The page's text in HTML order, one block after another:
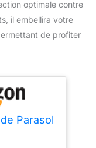
optimale contre
il embellira votre
de profiter
Parasol